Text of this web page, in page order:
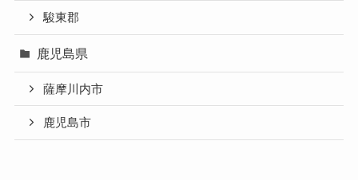
駿東郡
鹿児島県
薩摩川内市
鹿児島市